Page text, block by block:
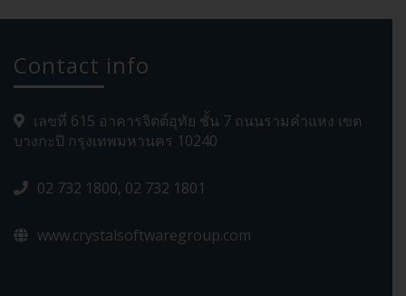
Contact info
เลขที่ 615 อาคารจิตต์อุทัย ชั้น 7 ถนนรามคำแหง เขต
บางกะปิ กรุงเทพมหานคร 10240
02 732 1800, 02 732 1801
www.crystalsoftwaregroup.com